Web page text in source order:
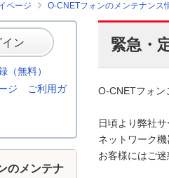
ページ O-CNETフォンのメンテナンス
緊急・
O-CNETフォン
日頃より弊社
ネットワーク
お客様にはご
イン
（無料）
ジ ご利用ガ
のメンテナ